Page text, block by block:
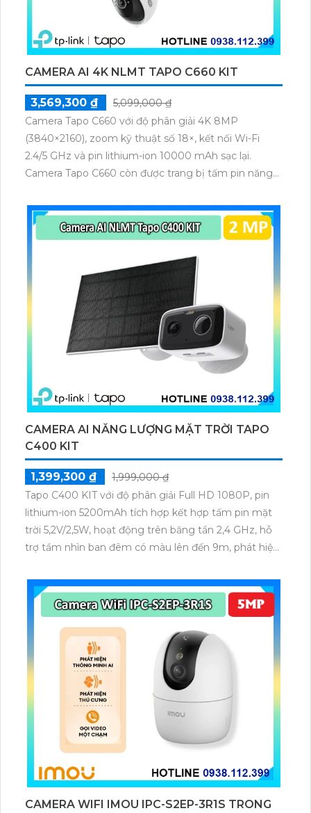
CAMERA AI 4K NLMT TAPO C660 KIT
3,569,300 ₫
5,099,000 ₫
Camera Tapo C660 với độ phân giải 4K 8MP
(3840×2160), zoom kỹ thuật số 18×, kết nối Wi-Fi
2.4/5 GHz và pin lithium-ion 10000 mAh sạc lại.
Camera Tapo C660 còn được trang bị tấm pin năng
thú cưng, phương tiện, lưu trữ thẻ microSD tối đa 512
GB.
CAMERA AI NĂNG LƯỢNG MẶT TRỜI TAPO
C400 KIT
1,399,300 ₫
1,999,000 ₫
Tapo C400 KIT với độ phân giải Full HD 1080P, pin
lithium-ion 5200mAh tích hợp kết hợp tấm pin mặt
trời 5,2V/2,5W, hoạt động trên băng tần 2,4 GHz, hỗ
trợ tầm nhìn ban đêm có màu lên đến 9m, phát hiện
dữ liệu qua thẻ microSD lên đến 512GB.
CAMERA WIFI IMOU IPC-S2EP-3R1S TRONG